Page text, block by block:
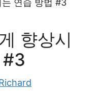
향상시
#3